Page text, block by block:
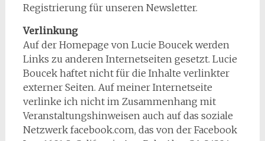
Registrierung für unseren Newsletter.
Verlinkung
Auf der Homepage von Lucie Boucek werden
Links zu anderen Internetseiten gesetzt. Lucie
Boucek haftet nicht für die Inhalte verlinkter
externer Seiten. Auf meiner Internetseite
verlinke ich nicht im Zusammenhang mit
Veranstaltungshinweisen auch auf das soziale
Netzwerk facebook.com, das von der Facebook